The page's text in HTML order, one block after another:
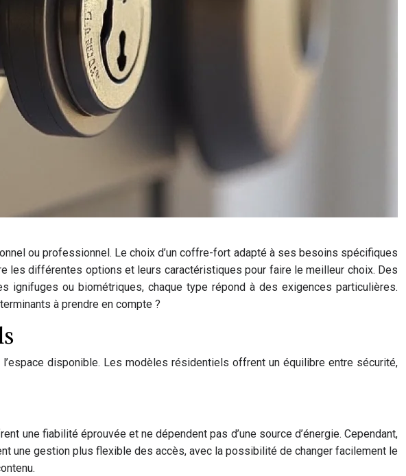
ou professionnel. Le choix d’un coffre-fort adapté à ses besoins spécifiques
les différentes options et leurs caractéristiques pour faire le meilleur choix. Des
ou biométriques, chaque type répond à des exigences particulières.
à prendre en compte ?
disponible. Les modèles résidentiels offrent un équilibre entre sécurité,
une fiabilité éprouvée et ne dépendent pas d’une source d’énergie. Cependant,
une gestion plus flexible des accès, avec la possibilité de changer facilement le